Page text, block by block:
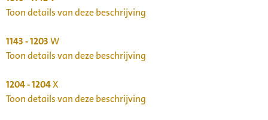
Toon details van deze beschrijving
1143 - 1203W
Toon details van deze beschrijving
1204 - 1204X
Toon details van deze beschrijving